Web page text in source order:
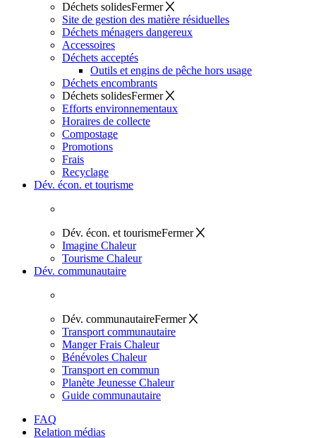
Déchets solidesFermer
Site de gestion des matière résiduelles
Déchets ménagers dangereux
Accessoires
Déchets acceptés
Outils et engins de pêche hors usage
Déchets encombrants
Déchets solidesFermer
Efforts environnementaux
Horaires de collecte
Compostage
Promotions
Frais
Recyclage
Dév. écon. et tourisme
Dév. écon. et tourismeFermer
Imagine Chaleur
Tourisme Chaleur
Dév. communautaire
Dév. communautaireFermer
Transport communautaire
Manger Frais Chaleur
Bénévoles Chaleur
Transport en commun
Planète Jeunesse Chaleur
Guide communautaire
FAQ
Relation médias